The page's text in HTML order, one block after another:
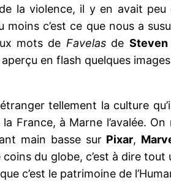
la violence, il y en avait peu
c’est ce que nous a
mots de Favelas de Steven
en flash quelques
tellement la culture
à Marne l’avalée.
main basse sur Pixar,
du globe, c’est à dire
c’est le patrimoine de